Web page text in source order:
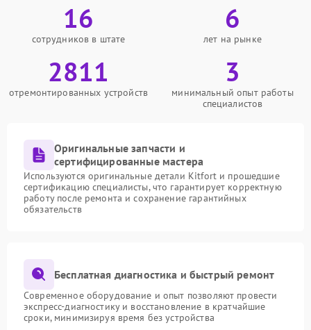
16
сотрудников в штате
6
лет на рынке
2811
отремонтированных устройств
3
минимальный опыт работы
специалистов
Оригинальные запчасти и
сертифицированные мастера
Используются оригинальные детали Kitfort и прошедшие
сертификацию специалисты, что гарантирует корректную
работу после ремонта и сохранение гарантийных
обязательств
Бесплатная диагностика и быстрый ремонт
Современное оборудование и опыт позволяют провести
экспресс-диагностику и восстановление в кратчайшие
сроки, минимизируя время без устройства